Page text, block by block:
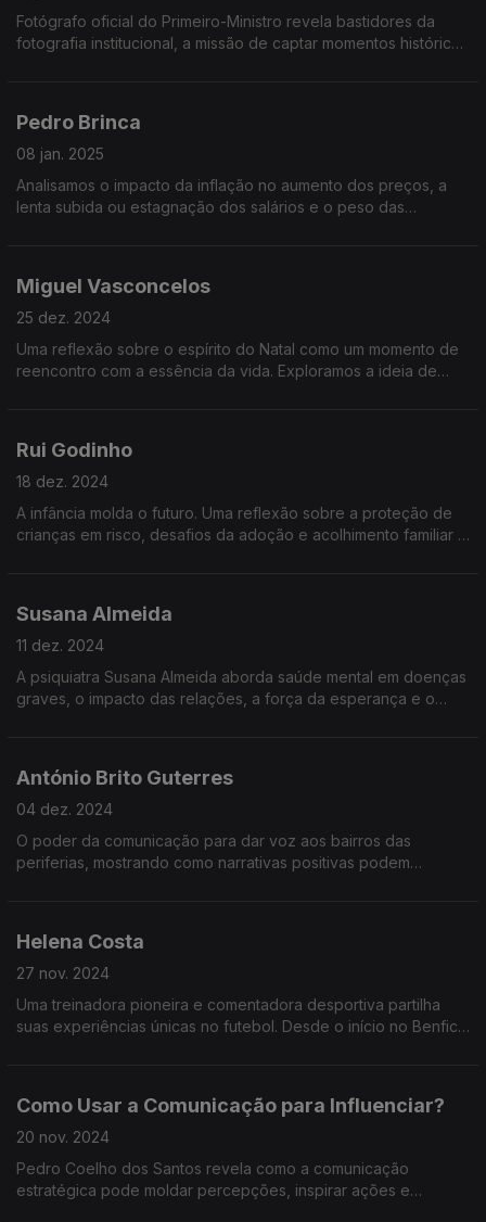
Fotógrafo oficial do Primeiro-Ministro revela bastidores da
fotografia institucional, a missão de captar momentos históricos
Pedro Brinca
08 jan. 2025
Analisamos o impacto da inflação no aumento dos preços, a
lenta subida ou estagnação dos salários e o peso das
Miguel Vasconcelos
25 dez. 2024
Uma reflexão sobre o espírito do Natal como um momento de
reencontro com a essência da vida. Exploramos a ideia de
Rui Godinho
18 dez. 2024
A infância molda o futuro. Uma reflexão sobre a proteção de
crianças em risco, desafios da adoção e acolhimento familiar e
Susana Almeida
11 dez. 2024
A psiquiatra Susana Almeida aborda saúde mental em doenças
graves, o impacto das relações, a força da esperança e o
António Brito Guterres
04 dez. 2024
O poder da comunicação para dar voz aos bairros das
periferias, mostrando como narrativas positivas podem
Helena Costa
27 nov. 2024
Uma treinadora pioneira e comentadora desportiva partilha
suas experiências únicas no futebol. Desde o início no Benfica
Como Usar a Comunicação para Influenciar?
20 nov. 2024
Pedro Coelho dos Santos revela como a comunicação
estratégica pode moldar percepções, inspirar ações e